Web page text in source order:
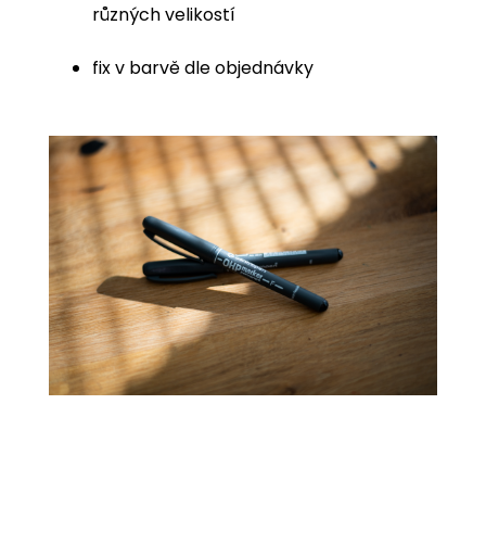
různých velikostí
fix v barvě dle objednávky